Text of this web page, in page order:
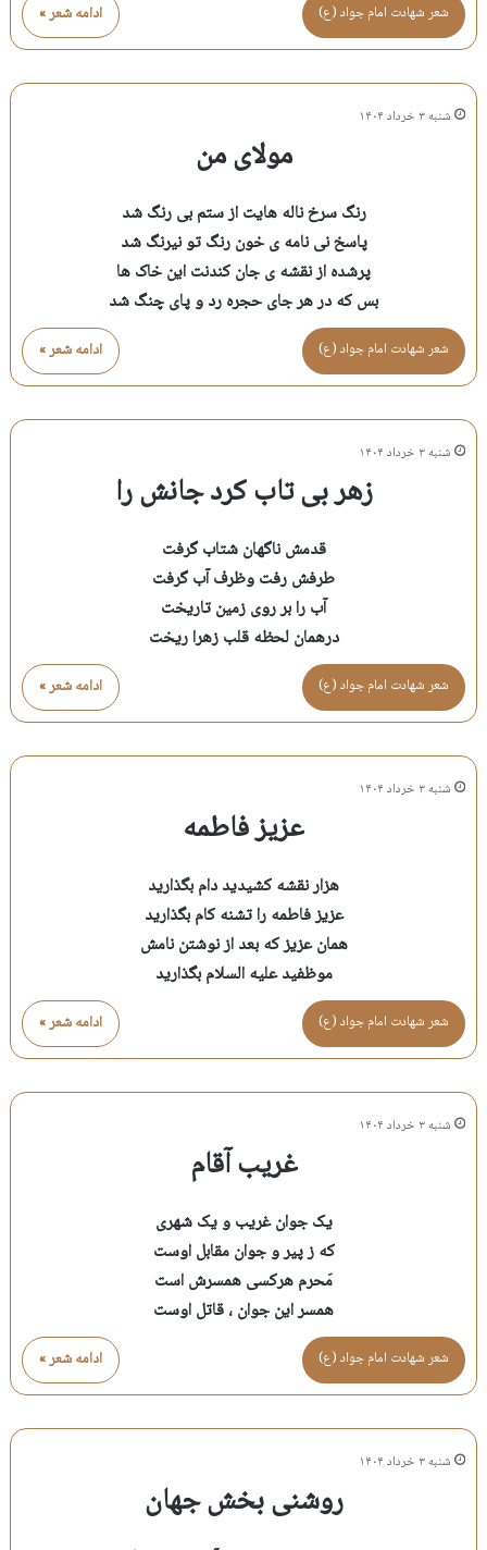
ادامه شعر » شعر شهادت امام جواد (ع)
شنبه ۳ خرداد ۱۴۰۴
مولای من
رنگ سرخ ناله هایت از ستم بی رنگ شد
پاسخ نی نامه ی خون رنگ تو نیرنگ شد
پرشده از نقشه ی جان کندنت این خاک ها
بس که در هر جای حجره رد و پای چنگ شد
ادامه شعر » شعر شهادت امام جواد (ع)
شنبه ۳ خرداد ۱۴۰۴
زهر بی تاب کرد جانش را
قدمش ناگهان شتاب گرفت
طرفش رفت وظرف آب گرفت
آب را بر روی زمین تاریخت
درهمان لحظه قلب زهرا ریخت
ادامه شعر » شعر شهادت امام جواد (ع)
شنبه ۳ خرداد ۱۴۰۴
عزیز فاطمه
هزار نقشه کشیدید دام بگذارید
عزیز فاطمه را تشنه کام بگذارید
همان عزیز که بعد از نوشتن نامش
موظفید علیه السلام بگذارید
ادامه شعر » شعر شهادت امام جواد (ع)
شنبه ۳ خرداد ۱۴۰۴
غریب آقام
یک جوان غریب و یک شهری
که ز پیر و جوان مقابل اوست
مَحرم هرکسی همسرش است
همسر این جوان ، قاتل اوست
ادامه شعر » شعر شهادت امام جواد (ع)
شنبه ۳ خرداد ۱۴۰۴
روشنی بخش جهان